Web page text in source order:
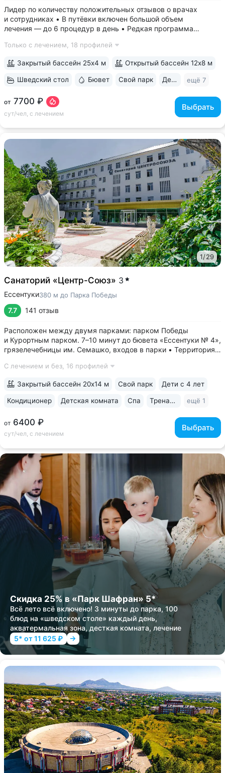
Лидер по количеству положительных отзывов о врачах
и сотрудниках • В путёвки включен большой объем
лечения — до 6 процедур в день • Редкая программа
и эндокринолога, комплекс анализов и УЗИ, процедуры,
Только с лечением, 18 профилей
от 7700 ₽
сут/чел, с лечением
Выбрать
Закрытый бассейн 25х4 м Открытый бассейн 12х8 м
Шведский стол Бювет Свой парк Дети с 0 лет ещё 7
1/29
Санаторий «Центр-Союз» 3
Ессентуки380 м до Парка Победы
7.7 141 отзыв
Расположен между двумя парками: парком Победы
и Курортным парком. 7–10 минут до бювета «Ессентуки № 4»,
грязелечебницы им. Семашко, входов в парки • Территория
фонтанами, скульптурами, беседками и уличными
С лечением и без, 16 профилей
от 6400 ₽
сут/чел, с лечением
Выбрать
Закрытый бассейн 20х14 м Свой парк Дети с 4 лет
Кондиционер Детская комната Спа Тренажерный зал ещё 1
Скидка 25% в «Парк Шафран» 5*
Всё лето всё включено! 3 минуты до парка, 100
блюд на «шведском столе» каждый день,
акватермальная зона, десткая комната, лечение
5* от 11 625 ₽